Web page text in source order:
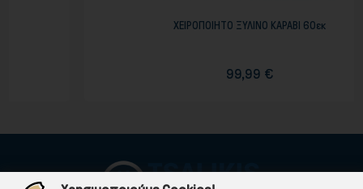
ΧΕΙΡΟΠΟΙΗΤΟ ΞΥΛΙΝΟ ΚΑΡΑΒΙ 60εκ